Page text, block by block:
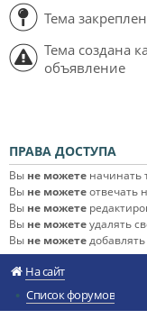
Тема
Тема создана
объявление
ПРАВА ДОСТУПА
Вы не можете начинать
Вы не можетеотвечать
Вы не можете
Вы не можетеудалять
Вы не можете
На сайт
Список форумов